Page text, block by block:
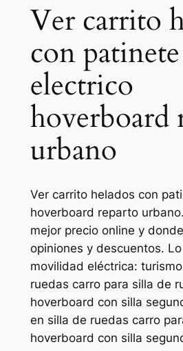
Ver carrito
con patinete
electrico
hoverboard
urbano
Ver carrito helados con
hoverboard reparto
mejor precio online y
opiniones y descuentos.
movilidad eléctrica:
ruedas carro para silla de
hoverboard con silla
en silla de ruedas carro
hoverboard con silla